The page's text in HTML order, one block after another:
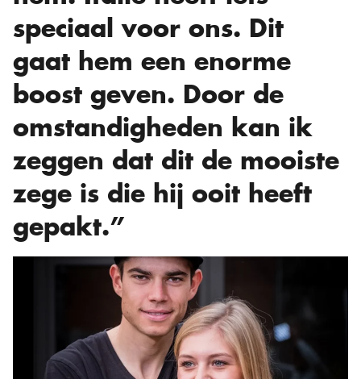
speciaal voor ons. Dit
gaat hem een enorme
boost geven. Door de
omstandigheden kan ik
zeggen dat dit de mooiste
zege is die hij ooit heeft
gepakt.”